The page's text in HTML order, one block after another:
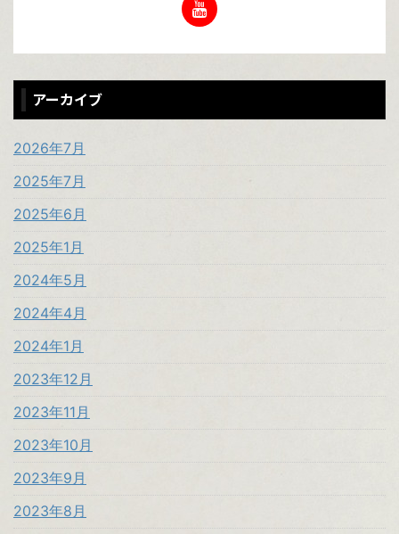
アーカイブ
2026年7月
2025年7月
2025年6月
2025年1月
2024年5月
2024年4月
2024年1月
2023年12月
2023年11月
2023年10月
2023年9月
2023年8月